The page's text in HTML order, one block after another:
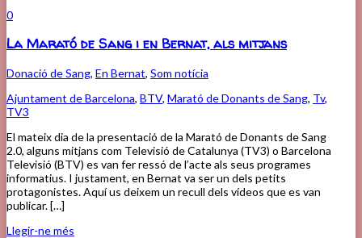
0
La Marató de Sang i en Bernat, als mitjans
Donació de Sang, En Bernat, Som notícia
Ajuntament de Barcelona, BTV, Marató de Donants de Sang, Tv,
TV3
El mateix dia de la presentació de la Marató de Donants de Sang
2.0, alguns mitjans com Televisió de Catalunya (TV3) o Barcelona
Televisió (BTV) es van fer ressó de l’acte als seus programes
informatius. I justament, en Bernat va ser un dels petits
protagonistes. Aquí us deixem un recull dels vídeos que es van
publicar. […]
Llegir-ne més